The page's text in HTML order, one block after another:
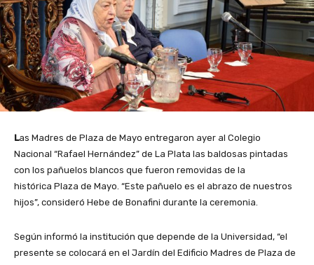
Las Madres de Plaza de Mayo entregaron ayer al Colegio
Nacional “Rafael Hernández” de La Plata las baldosas pintadas
con los pañuelos blancos que fueron removidas de la
histórica Plaza de Mayo. “Este pañuelo es el abrazo de nuestros
hijos”, consideró Hebe de Bonafini durante la ceremonia.
Según informó la institución que depende de la Universidad, “el
presente se colocará en el Jardín del Edificio Madres de Plaza de